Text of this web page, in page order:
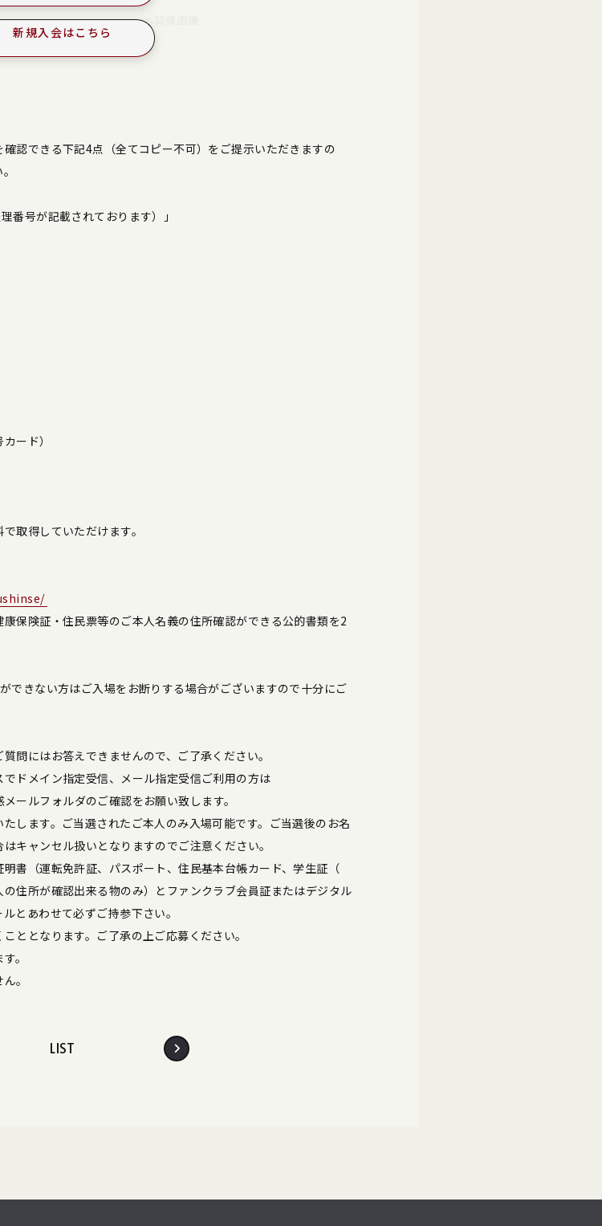
新規入会はこちら
認できる下記4点（全てコピー不可）をご提示いただきますの
番号が記載されております）」
ード）
取得していただけます。
保険証・住民票等のご本人名義の住所確認ができる公的書類を2
できない方はご入場をお断りする場合がございますので十分にご
問にはお答えできませんので、ご了承ください。
ドメイン指定受信、メール指定受信ご利用の方は
ールフォルダのご確認をお願い致します。
します。ご当選されたご本人のみ入場可能です。ご当選後のお名
キャンセル扱いとなりますのでご注意ください。
書（運転免許証、パスポート、住民基本台帳カード、学生証（
住所が確認出来る物のみ）とファンクラブ会員証またはデジタル
とあわせて必ずご持参下さい。
ととなります。ご了承の上ご応募ください。
。
。
LIST